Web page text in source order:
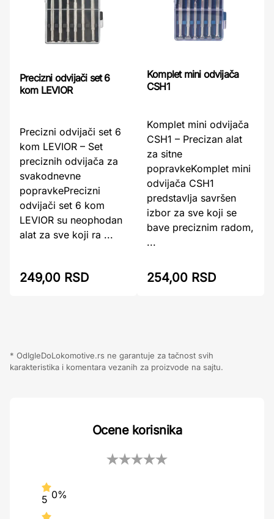
Precizni odvijači set 6
kom LEVIOR
Precizni odvijači set 6
kom LEVIOR – Set
preciznih odvijača za
svakodnevne
popravkePrecizni
odvijači set 6 kom
LEVIOR su neophodan
alat za sve koji ra ...
249,00 RSD
Komplet mini odvijača
CSH1
Komplet mini odvijača
CSH1 – Precizan alat
za sitne
popravkeKomplet mini
odvijača CSH1
predstavlja savršen
izbor za sve koji se
bave preciznim radom,
...
254,00 RSD
* OdIgleDoLokomotive.rs ne garantuje za tačnost svih
karakteristika i komentara vezanih za proizvode na sajtu.
Ocene korisnika
5 0%